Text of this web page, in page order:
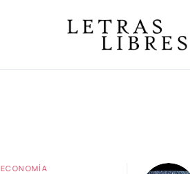
ECONOMÍA